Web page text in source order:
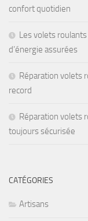
confort quotidien
Les volets
d’énergie assurées
Réparation volets
record
Réparation volets
toujours sécurisée
CATÉGORIES
Artisans